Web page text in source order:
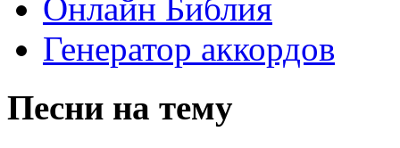
Онлайн Библия
Генератор аккордов
Песни на тему